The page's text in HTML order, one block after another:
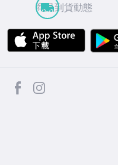
商品到貨動態
APP
facebook